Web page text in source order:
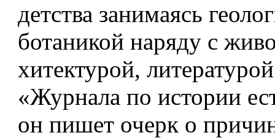
детства зани­маясь
ботаникой наряду с
хитектурой,
«Журнала по истории
он пишет очерк о